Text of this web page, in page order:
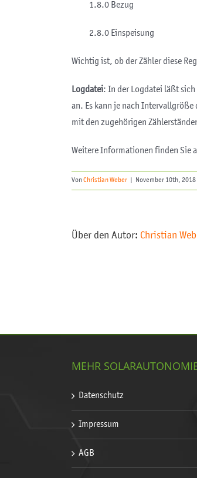
1.8.0 Bezug
2.8.0 Einspeisung
Wichtig ist, ob der Zähler diese
Logdatei: In der Logdatei läßt
an. Es kann je nach
mit den zugehörigen
Weitere Informationen finden Sie
VonChristian Weber November 10th, 2018
Über den Autor: Christian
MEHR
Datenschutz
Impressum
AGB